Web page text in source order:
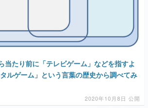
当たり前に「テレビゲーム」などを指すよ
ルゲーム」という言葉の歴史から調べてみ
2020年10月8日 公開